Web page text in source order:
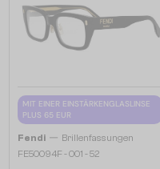
MIT EINER EINSTÄRKENGLASLINSE
PLUS 65 EUR
Fendi — Brillenfassungen
FE50094F - 001 - 52